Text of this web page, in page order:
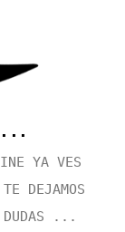
YA VES
DEJAMOS
DUDAS ...